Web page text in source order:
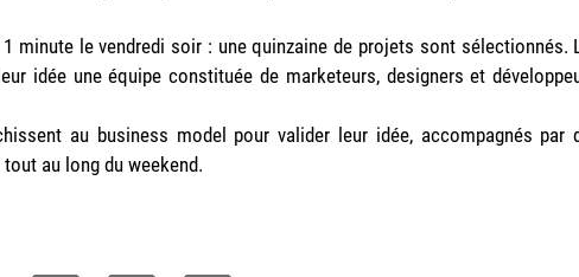
minute le vendredi soir : une quinzaine de projets sont sélectionnés.
idée une équipe constituée de marketeurs, designers et
au business model pour valider leur idée, accompagnés par
au long du weekend.